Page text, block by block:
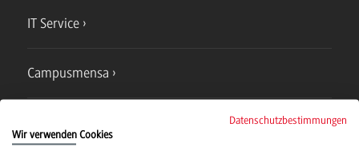
IT Service
Campusmensa
Datenschutzbestimmungen
Wir verwenden Cookies